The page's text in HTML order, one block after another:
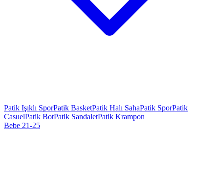
Patik Işıklı SporPatik BasketPatik Halı SahaPatik SporPatik
CasuelPatik BotPatik SandaletPatik Krampon
Bebe 21-25